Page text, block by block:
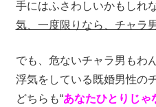
手にはふさわしいかもしれな
気、一度限りなら、チャラ
でも、危ないチャラ男もわ
浮気をしている既婚男性の
どちらも“あなたひとりじゃ